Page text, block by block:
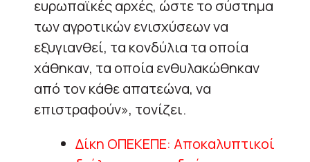
ευρωπαϊκές αρχές, ώστε το σύστημα
των αγροτικών ενισχύσεων να
εξυγιανθεί, τα κονδύλια τα οποία
χάθηκαν, τα οποία ενθυλακώθηκαν
από τον κάθε απατεώνα, να
επιστραφούν», τονίζει.
Δίκη ΟΠΕΚΕΠΕ: Αποκαλυπτικοί